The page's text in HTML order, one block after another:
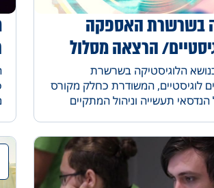
בשרשרת האספקה
הרצאה מסלול
הלוגיסטיקה בשרשרת
לוגיסטיים, המשודרת כחלק מקורס
תעשייה וניהול המתקיים